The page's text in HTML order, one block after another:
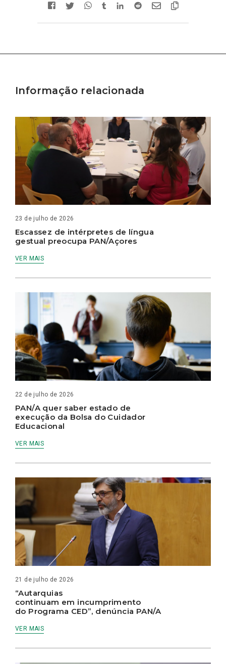
Informação relacionada
23 de julho de 2026
Escassez de intérpretes de língua
gestual preocupa PAN/Açores
VER MAIS
22 de julho de 2026
PAN/A quer saber estado de
execução da Bolsa do Cuidador
Educacional
VER MAIS
21 de julho de 2026
“Autarquias
continuam em incumprimento
do Programa CED”, denúncia PAN/A
VER MAIS